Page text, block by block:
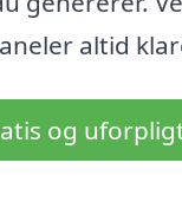
altid
og